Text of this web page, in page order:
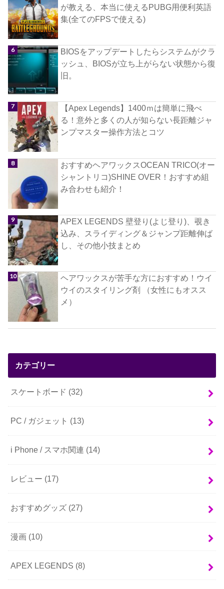
が教える、本当に使えるPUBG用便利英語
集(全てのFPSで使える)
BIOSをアップデートしたらシステムがクラ
ッシュ、BIOSが立ち上がらない状態から復
旧。
【Apex Legends】1400ｍは簡単に飛べ
る！意外と多くの人が知らない長距離ジャ
ンプマスター操作方法とコツ
おすすめヘアワックスOCEAN TRICO(オー
シャントリコ)SHINE OVER！おすすめ組
み合わせも紹介！
APEX LEGENDS 壁登り(よじ登り)、覗き
込み、スライディング＆ジャンプ距離伸ば
し、その他小技まとめ
ヘアワックスが苦手な方におすすめ！ウイ
ウイのスタイリング剤 （女性にもオスス
メ）
カテゴリー
スケートボード (32)
PC / ガジェット (13)
i Phone / スマホ関連 (14)
レビュー (17)
おすすめグッズ (27)
漫画 (10)
APEX LEGENDS (8)